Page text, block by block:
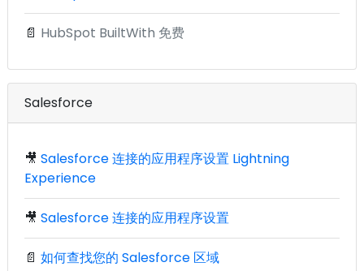
📄 HubSpot BuiltWith 免费
Salesforce
🎥 Salesforce 连接的应用程序设置 Lightning
Experience
🎥 Salesforce 连接的应用程序设置
📄 如何查找您的 Salesforce 区域